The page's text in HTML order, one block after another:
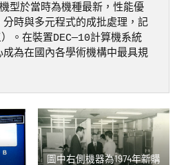
型於當時為機種最新，性能優
時與多元程式的成批處理，記
。在裝置DEC—10計算機系統
為在國內各學術機構中最具規
圖中右側機器為1974年新購